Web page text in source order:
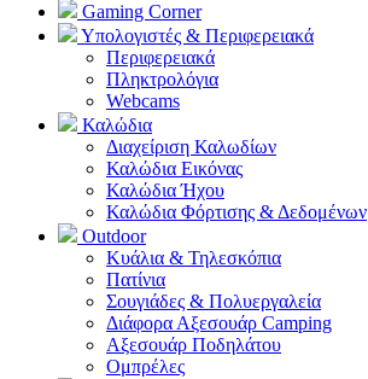
Gaming Corner
Υπολογιστές & Περιφερειακά
Περιφερειακά
Πληκτρολόγια
Webcams
Καλώδια
Διαχείριση Καλωδίων
Καλώδια Εικόνας
Καλώδια Ήχου
Καλώδια Φόρτισης & Δεδομένων
Outdoor
Κυάλια & Τηλεσκόπια
Πατίνια
Σουγιάδες & Πολυεργαλεία
Διάφορα Αξεσουάρ Camping
Αξεσουάρ Ποδηλάτου
Ομπρέλες